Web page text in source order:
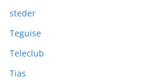
steder
Teguise
Teleclub
Tias